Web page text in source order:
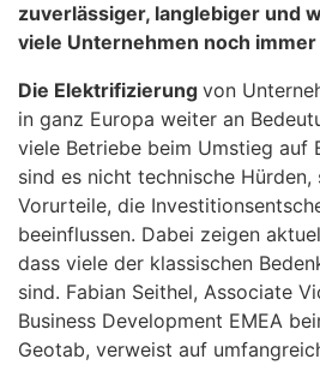
zuverlässiger, langlebiger und
viele Unternehmen noch
Die Elektrifizierung von
in ganz Europa weiter an
viele Betriebe beim Umstieg auf
sind es nicht technische
Vorurteile, die
beeinflussen. Dabei zeigen
dass viele der klassischen
sind. Fabian Seithel, Associate
Business Development EMEA
Geotab, verweist auf